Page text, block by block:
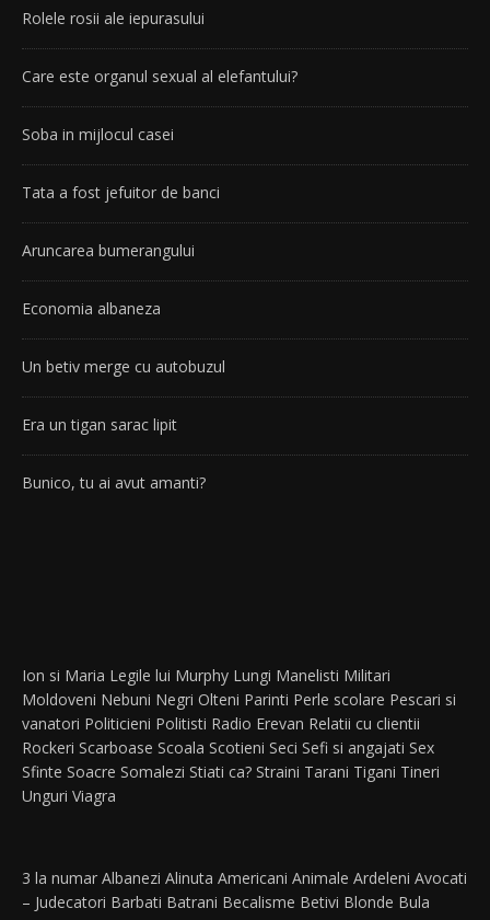
Rolele rosii ale iepurasului
Care este organul sexual al elefantului?
Soba in mijlocul casei
Tata a fost jefuitor de banci
Aruncarea bumerangului
Economia albaneza
Un betiv merge cu autobuzul
Era un tigan sarac lipit
Bunico, tu ai avut amanti?
Ion si Maria Legile lui Murphy Lungi Manelisti Militari
Moldoveni Nebuni Negri Olteni Parinti Perle scolare Pescari si
vanatori Politicieni Politisti Radio Erevan Relatii cu clientii
Rockeri Scarboase Scoala Scotieni Seci Sefi si angajati Sex
Sfinte Soacre Somalezi Stiati ca? Straini Tarani Tigani Tineri
Unguri Viagra
3 la numar Albanezi Alinuta Americani Animale Ardeleni Avocati
– Judecatori Barbati Batrani Becalisme Betivi Blonde Bula